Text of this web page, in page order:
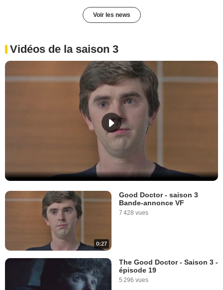
Voir les news
Vidéos de la saison 3
0:27
Good Doctor - saison 3
Bande-annonce VF
7 428 vues
The Good Doctor - Saison 3 -
épisode 19
5 296 vues